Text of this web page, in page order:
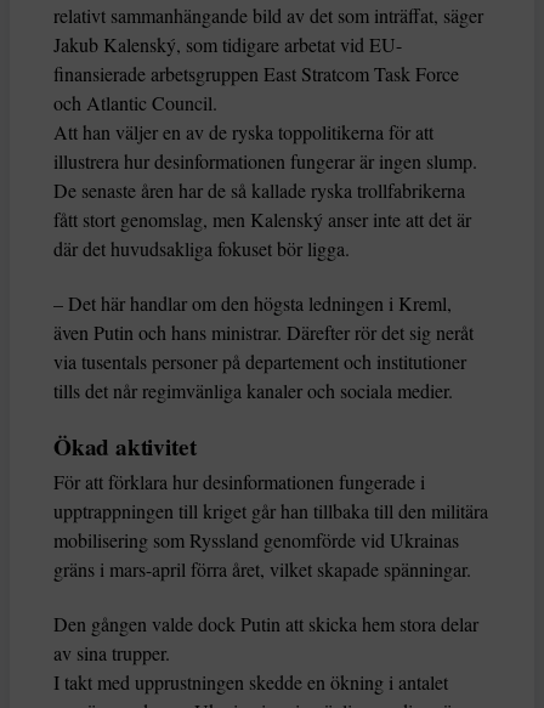
relativt sammanhängande bild av det som inträffat, säger
Jakub Kalenský, som tidigare arbetat vid EU-
finansierade arbetsgruppen East Stratcom Task Force
och Atlantic Council.
Att han väljer en av de ryska toppolitikerna för att
illustrera hur desinformationen fungerar är ingen slump.
De senaste åren har de så kallade ryska trollfabrikerna
fått stort genomslag, men Kalenský anser inte att det är
där det huvudsakliga fokuset bör ligga.
– Det här handlar om den högsta ledningen i Kreml,
även Putin och hans ministrar. Därefter rör det sig neråt
via tusentals personer på departement och institutioner
tills det når regimvänliga kanaler och sociala medier.
Ökad aktivitet
För att förklara hur desinformationen fungerade i
upptrappningen till kriget går han tillbaka till den militära
mobilisering som Ryssland genomförde vid Ukrainas
gräns i mars-april förra året, vilket skapade spänningar.
Den gången valde dock Putin att skicka hem stora delar
av sina trupper.
I takt med upprustningen skedde en ökning i antalet